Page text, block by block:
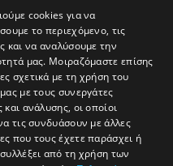
προϊόντα και προσφορές
όρους
cookies για να
το περιεχόμενο, τις
και να αναλύσουμε την
μας. Μοιραζόμαστε επίσης
σχετικά με τη χρήση του
με τους συνεργάτες
και ανάλυσης, οι οποίοι
τις συνδυάσουν με άλλες
που τους έχετε παράσχει ή
από τη χρήση των